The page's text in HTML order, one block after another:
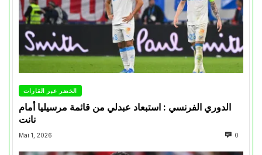
الخضر عبر القارات
الدوري الفرنسي : استبعاد عبدلي من قائمة مرسيليا أمام
نانت
Mai 1, 2026 0